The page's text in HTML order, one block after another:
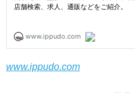
www.ippudo.com